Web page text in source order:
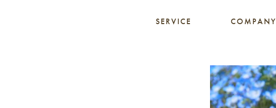
SERVICE COMPANY